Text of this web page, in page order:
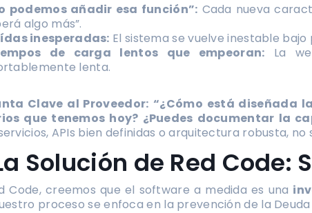
podemos añadir esa función”: Cada nueva
algo más”.
inesperadas: El sistema se vuelve inestable
de carga lentos que empeoran: La
lenta.
Clave al Proveedor: “¿Cómo está diseñada
que tenemos hoy? ¿Puedes documentar la
APIs bien definidas o arquitectura robusta, no
Solución de Red
Code, creemos que el software a medida es una
proceso se enfoca en la prevención de la